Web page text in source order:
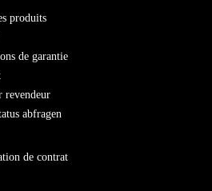
produits
de garantie
revendeur
abfragen
de contrat